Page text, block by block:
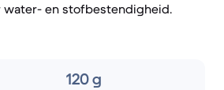
en stofbestendigheid.
120 g